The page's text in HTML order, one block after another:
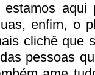
aqui
enfim, o
clichê que
pessoas